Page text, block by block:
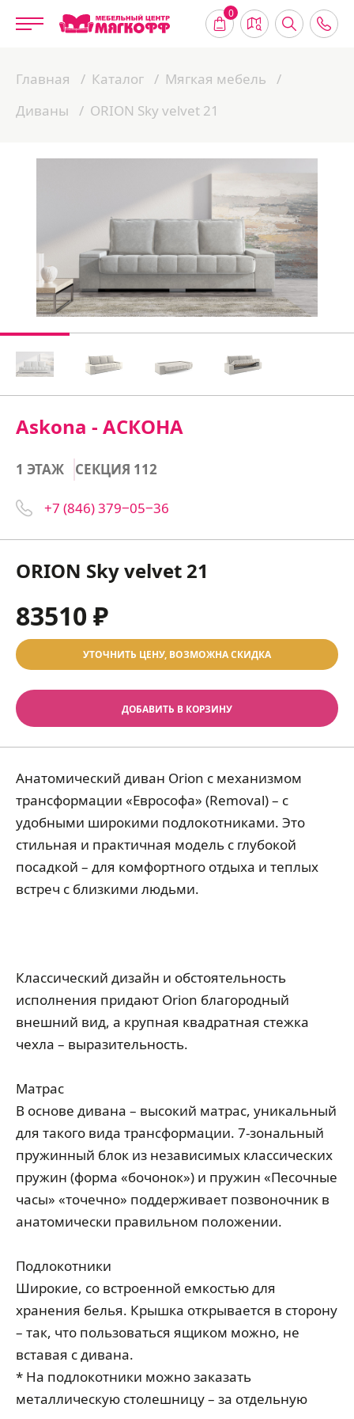
0
Главная Каталог
Мягкая мебель
Диваны
ORION Sky velvet 21
Askona - АСКОНА
1 ЭТАЖ СЕКЦИЯ 112
+7 (846) 379‒05‒36
ORION Sky velvet 21
83510 ₽
УТОЧНИТЬ ЦЕНУ, ВОЗМОЖНА СКИДКА
ДОБАВИТЬ В КОРЗИНУ
Анатомический диван Orion с механизмом
трансформации «Еврософа» (Removal) – с
удобными широкими подлокотниками. Это
стильная и практичная модель с глубокой
посадкой – для комфортного отдыха и теплых
встреч с близкими людьми.
Классический дизайн и обстоятельность
исполнения придают Orion благородный
внешний вид, а крупная квадратная стежка
чехла – выразительность.
Матрас
В основе дивана – высокий матрас, уникальный
для такого вида трансформации. 7-зональный
пружинный блок из независимых классических
пружин (форма «бочонок») и пружин «Песочные
часы» «точечно» поддерживает позвоночник в
анатомически правильном положении.
Подлокотники
Широкие, со встроенной емкостью для
хранения белья. Крышка открывается в сторону
– так, что пользоваться ящиком можно, не
вставая с дивана.
* На подлокотники можно заказать
металлическую столешницу – за отдельную